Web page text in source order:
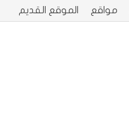
مواقع الموقع القديم